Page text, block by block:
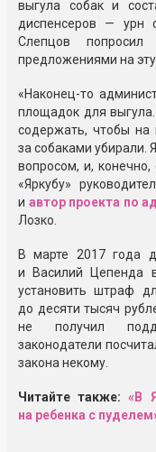
выгула собак и
диспенсеров — урн
Слепцов
предложениями на
«Наконец-то
площадок для
содержать, чтобы на
за собаками убирали.
вопросом, и,
«Яркубу»
и автор проекта по
Лозко.
В марте 2017 года
и Василий Цепенда
установить штраф
до десяти тысяч
не получил
законодатели
закона некому.
Читайте также: «В
на ребенка с